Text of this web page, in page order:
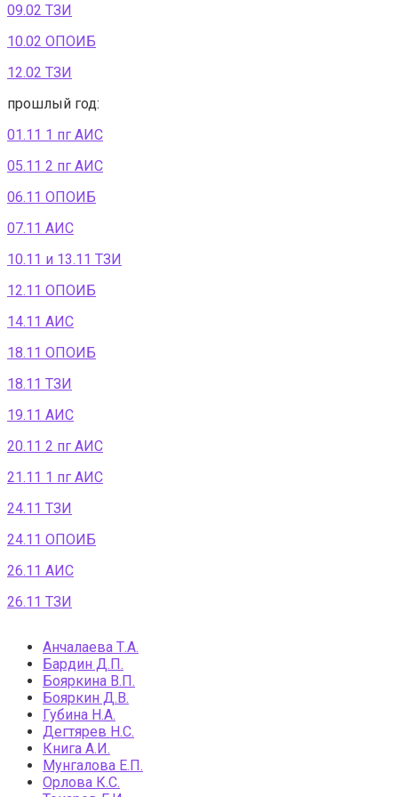
09.02 ТЗИ
10.02 ОПОИБ
12.02 ТЗИ
прошлый год:
01.11 1 пг АИС
05.11 2 пг АИС
06.11 ОПОИБ
07.11 АИС
10.11 и 13.11 ТЗИ
12.11 ОПОИБ
14.11 АИС
18.11 ОПОИБ
18.11 ТЗИ
19.11 АИС
20.11 2 пг АИС
21.11 1 пг АИС
24.11 ТЗИ
24.11 ОПОИБ
26.11 АИС
26.11 ТЗИ
Анчалаева Т.А.
Бардин Д.П.
Бояркина В.П.
Бояркин Д.В.
Губина Н.А.
Дегтярев Н.С.
Книга А.И.
Мунгалова Е.П.
Орлова К.С.